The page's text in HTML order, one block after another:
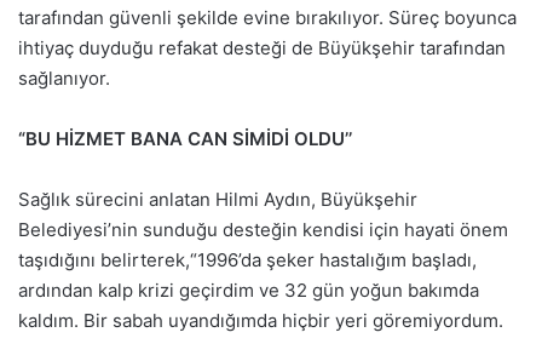
tarafından güvenli şekilde evine bırakılıyor. Süreç boyunca
ihtiyaç duyduğu refakat desteği de Büyükşehir tarafından
sağlanıyor.
“BU HİZMET BANA CAN SİMİDİ OLDU’’
Sağlık sürecini anlatan Hilmi Aydın, Büyükşehir
Belediyesi’nin sunduğu desteğin kendisi için hayati önem
taşıdığını belirterek,“1996’da şeker hastalığım başladı,
ardından kalp krizi geçirdim ve 32 gün yoğun bakımda
kaldım. Bir sabah uyandığımda hiçbir yeri göremiyordum.